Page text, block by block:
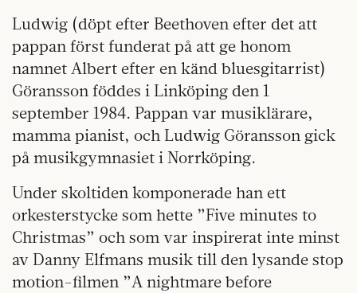
Ludwig (döpt efter Beethoven efter det att
pappan först funderat på att ge honom
namnet Albert efter en känd bluesgitarrist)
Göransson föddes i Linköping den 1
september 1984. Pappan var musiklärare,
mamma pianist, och Ludwig Göransson gick
på musikgymnasiet i Norrköping.
Under skoltiden komponerade han ett
orkesterstycke som hette ”Five minutes to
Christmas” och som var inspirerat inte minst
av Danny Elfmans musik till den lysande stop
motion-filmen ”A nightmare before